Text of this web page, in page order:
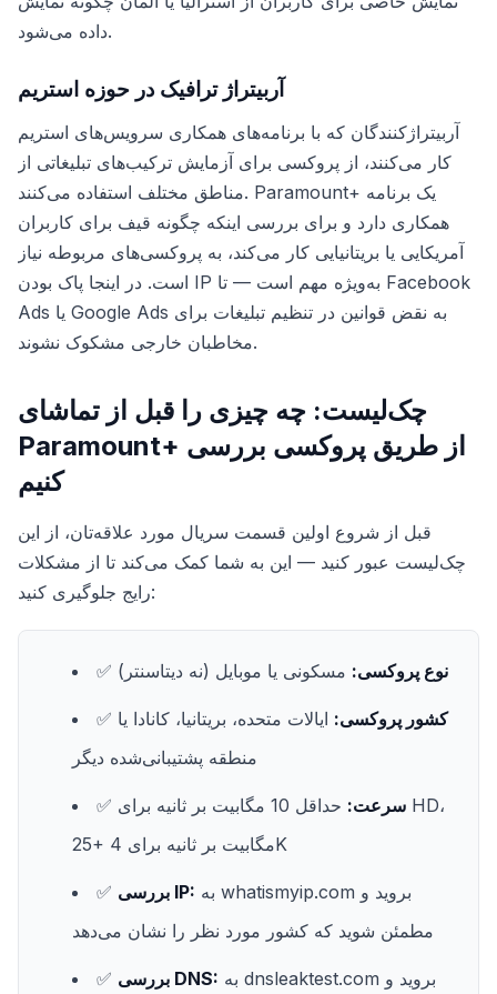
داده می‌شود.
آربیتراژ ترافیک در حوزه استریم
آربیتراژکنندگان که با برنامه‌های همکاری سرویس‌های استریم
کار می‌کنند، از پروکسی برای آزمایش ترکیب‌های تبلیغاتی از
مناطق مختلف استفاده می‌کنند. Paramount+ یک برنامه
همکاری دارد و برای بررسی اینکه چگونه قیف برای کاربران
آمریکایی یا بریتانیایی کار می‌کند، به پروکسی‌های مربوطه نیاز
است. در اینجا پاک بودن IP به‌ویژه مهم است — تا Facebook
Ads یا Google Ads به نقض قوانین در تنظیم تبلیغات برای
مخاطبان خارجی مشکوک نشوند.
چک‌لیست: چه چیزی را قبل از تماشای
Paramount+ از طریق پروکسی بررسی
کنیم
قبل از شروع اولین قسمت سریال مورد علاقه‌تان، از این
چک‌لیست عبور کنید — این به شما کمک می‌کند تا از مشکلات
رایج جلوگیری کنید:
✅ نوع پروکسی: مسکونی یا موبایل (نه دیتاسنتر)
✅ کشور پروکسی: ایالات متحده، بریتانیا، کانادا یا
منطقه پشتیبانی‌شده دیگر
✅ سرعت:
حداقل 10 مگابیت بر ثانیه برای HD،
25+ مگابیت بر ثانیه برای 4K
✅ بررسی IP:
مطمئن شوید که کشور مورد نظر را نشان می‌دهد
✅ بررسی DNS: